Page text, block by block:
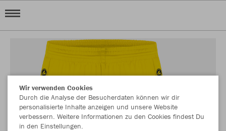
Wir verwenden Cookies
Durch die Analyse der Besucherdaten können wir dir
personalisierte Inhalte anzeigen und unsere Website
verbessern. Weitere Informationen zu den Cookies findest Du
in den Einstellungen.